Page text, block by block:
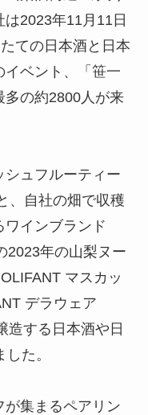
2023年11月11日
ての日本酒と日本
イベント、「笹一
多の約2800人が来
ュフルーティー
、自社の畑で収穫
ワインブランド
2023年の山梨ヌー
マスカッ
デラウェア
造する日本酒や日
た。
集まるペアリン